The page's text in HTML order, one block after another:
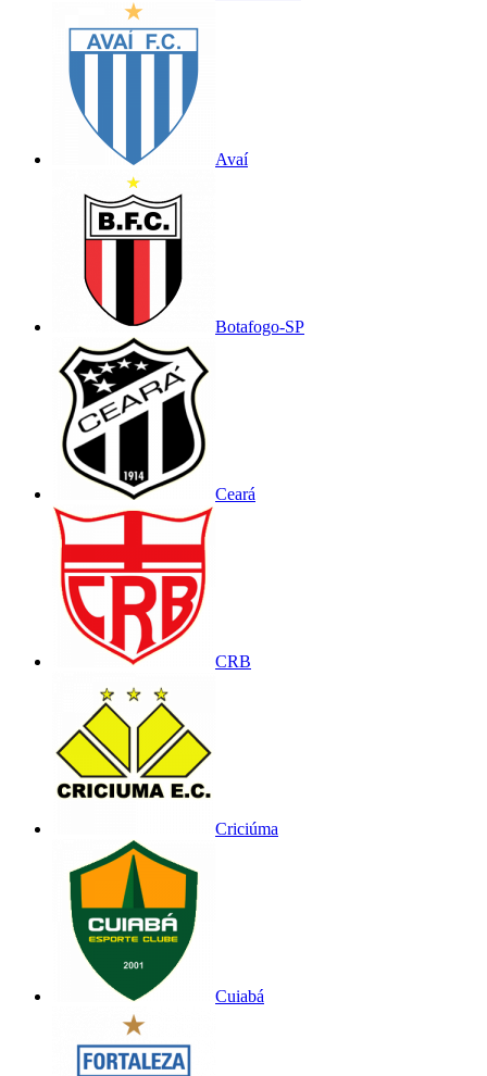
Avaí
Botafogo-SP
Ceará
CRB
Criciúma
Cuiabá